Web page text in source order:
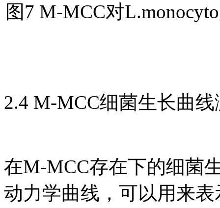
图7 M-MCC对
2.4 M-MCC细菌生长曲线
在M-MCC存在下的细菌
动力学曲线，可以用来